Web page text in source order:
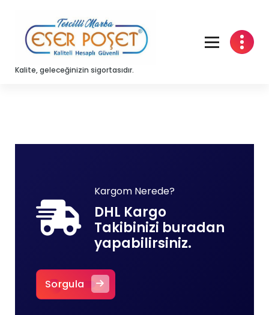
content
Kalite, geleceğinizin sigortasıdır.
Kargom Nerede?
DHL Kargo
Takibinizi buradan
yapabilirsiniz.
Sorgula